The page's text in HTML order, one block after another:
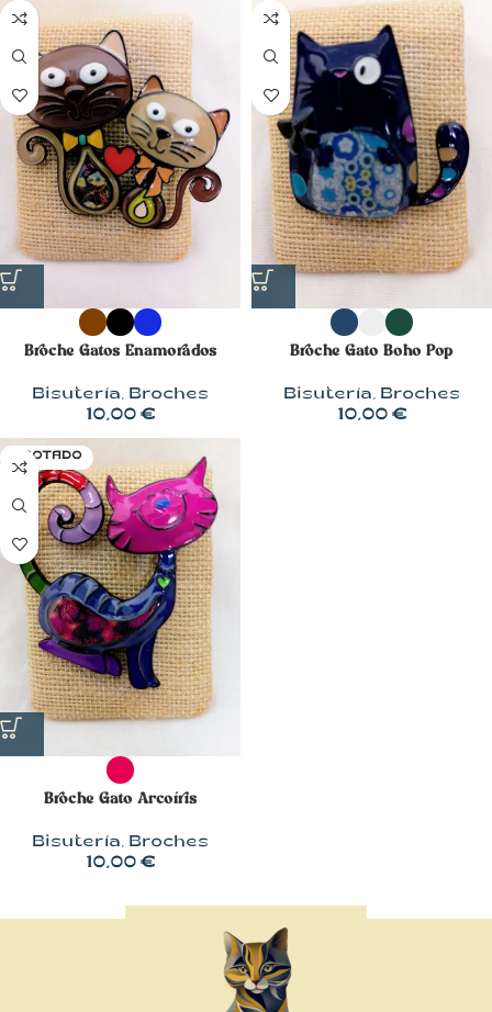
Broche Gatos Enamorados
Bisutería, Broches
10,00 €
Broche Gato Boho Pop
Bisutería, Broches
10,00 €
AGOTADO
Broche Gato Arcoíris
Bisutería, Broches
10,00 €